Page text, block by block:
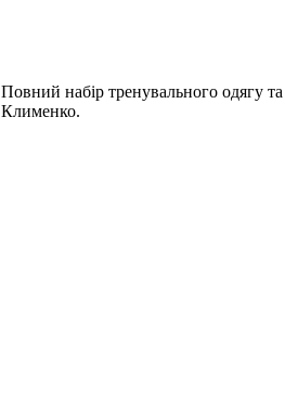
Повний набір тренувального одягу
Клименко.